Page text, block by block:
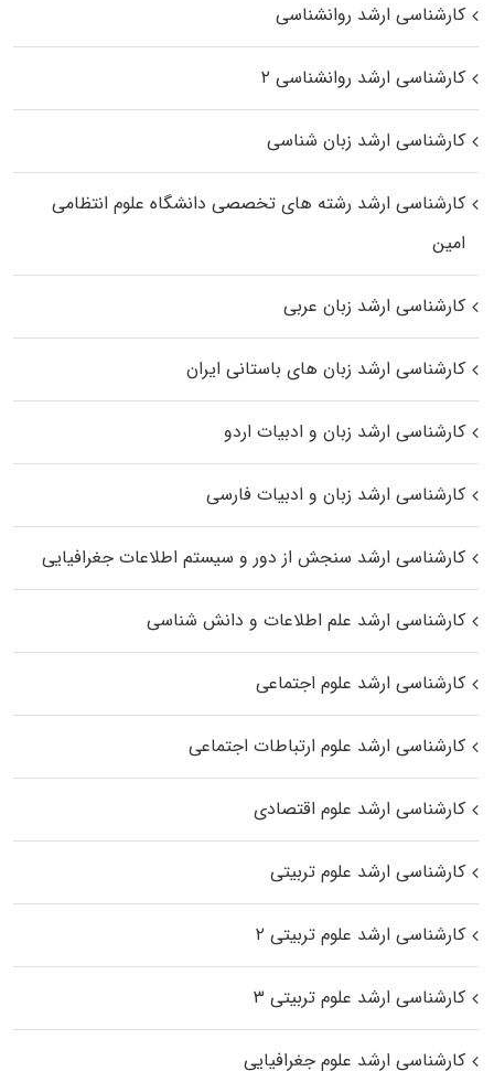
کارشناسی ارشد روانشناسی
کارشناسی ارشد روانشناسی ۲
کارشناسی ارشد زبان شناسی
کارشناسی ارشد رﺷﺘﻪ ﻫﺎی تخصصی داﻧﺸﮕﺎه ﻋﻠﻮم انتظامی
اﻣﻴﻦ
کارشناسی ارشد زبان عربی
کارشناسی ارشد زبان‌ های باستانی ایران
کارشناسی ارشد زبان و ادبیات اردو
کارشناسی ارشد زبان و ادبیات فارسی
کارشناسی ارشد سنجش از دور و سیستم اطلاعات جغرافیایی
کارشناسی ارشد علم اطلاعات و دانش شناسی
کارشناسی ارشد علوم اجتماعی
کارشناسی ارشد علوم ارتباطات اجتماعی
کارشناسی ارشد علوم اقتصادی
کارشناسی ارشد علوم تربیتی
کارشناسی ارشد علوم تربیتی ۲
کارشناسی ارشد علوم تربیتی ۳
کارشناسی ارشد علوم جغرافیایی